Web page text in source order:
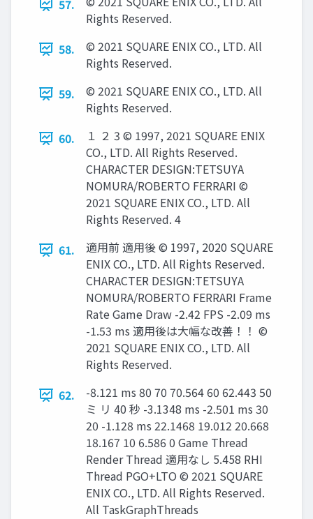
57.
Rights Reserved.
58.
© 2021 SQUARE ENIX CO., LTD. All
Rights Reserved.
59.
© 2021 SQUARE ENIX CO., LTD. All
Rights Reserved.
60.
１ ２ 3 © 1997, 2021 SQUARE ENIX
CO., LTD. All Rights Reserved.
CHARACTER DESIGN:TETSUYA
NOMURA/ROBERTO FERRARI ©
2021 SQUARE ENIX CO., LTD. All
Rights Reserved. 4
61.
適用前 適用後 © 1997, 2020 SQUARE
ENIX CO., LTD. All Rights Reserved.
CHARACTER DESIGN:TETSUYA
NOMURA/ROBERTO FERRARI Frame
Rate Game Draw -2.42 FPS -2.09 ms
-1.53 ms 適用後は大幅な改善！！ ©
2021 SQUARE ENIX CO., LTD. All
Rights Reserved.
62.
-8.121 ms 80 70 70.564 60 62.443 50
ミ リ 40 秒 -3.1348 ms -2.501 ms 30
20 -1.128 ms 22.1468 19.012 20.668
18.167 10 6.586 0 Game Thread
Render Thread 適用なし 5.458 RHI
Thread PGO+LTO © 2021 SQUARE
ENIX CO., LTD. All Rights Reserved.
All TaskGraphThreads